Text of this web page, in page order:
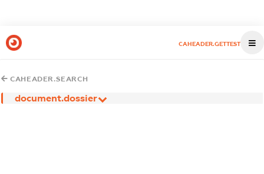
CAHEADER.GETTEST
CAHEADER.SEARCH
document.dossier